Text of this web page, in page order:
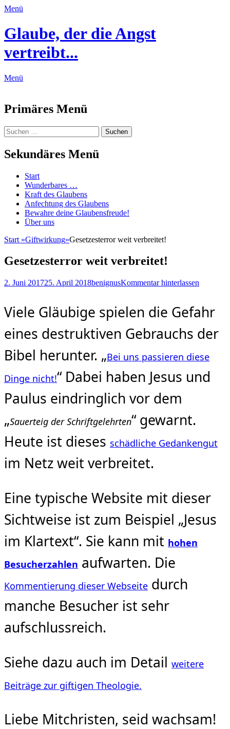
Menü
Glaube, der die Angst
vertreibt...
Menü
Primäres Menü
Zum
Inhalt
springen
Suchen
Suchen
nach:
Sekundäres Menü
Zum
Inhalt
springen
Start
Wunderbares …
Kraft des Glaubens
Anfechtung des Glaubens
Bewahre deine Glaubensfreude!
Über uns
Start »Giftwirkung»Gesetzesterror weit verbreitet!
Gesetzesterror weit verbreitet!
Posted
2. Juni 201725. April 2018Autor
benignusKommentar hinterlassen
Viele Gläubige spielen die Gefahr
eines destruktiven Gebrauchs der
Bibel herunter. „Bei uns passieren diese
Dinge nicht!“ Dabei haben Jesus und
Paulus eindringlich vor dem
„Sauerteig der Schriftgelehrten“ gewarnt.
Heute ist dieses schädliche Gedankengut
im Netz weit verbreitet.
Eine typische Website mit dieser
Sichtweise ist zum Beispiel „Jesus
im Klartext“. Sie kann mit hohen
Besucherzahlen aufwarten. Die
Kommentierung dieser Webseite durch
manche Besucher ist sehr
aufschlussreich.
Siehe dazu auch im Detail weitere
Beiträge zur giftigen Theologie.
Liebe Mitchristen, seid wachsam!